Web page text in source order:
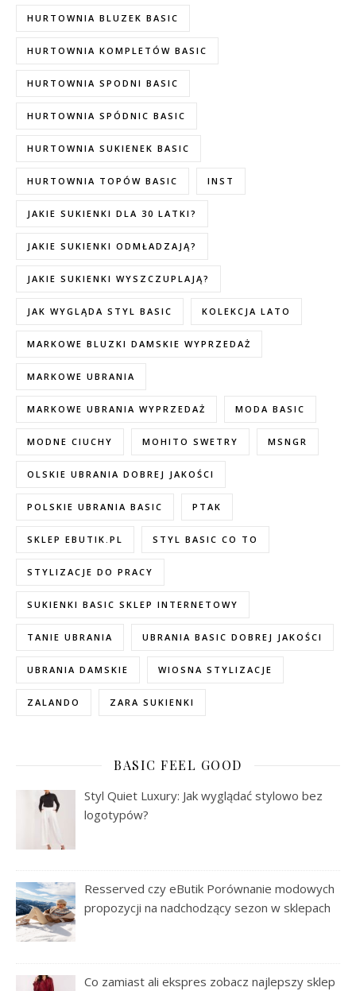
HURTOWNIA BLUZEK BASIC
HURTOWNIA KOMPLETÓW BASIC
HURTOWNIA SPODNI BASIC
HURTOWNIA SPÓDNIC BASIC
HURTOWNIA SUKIENEK BASIC
HURTOWNIA TOPÓW BASIC INST
JAKIE SUKIENKI DLA 30 LATKI?
JAKIE SUKIENKI ODMŁADZAJĄ?
JAKIE SUKIENKI WYSZCZUPLAJĄ?
JAK WYGLĄDA STYL BASIC KOLEKCJA LATO
MARKOWE BLUZKI DAMSKIE WYPRZEDAŻ
MARKOWE UBRANIA
MARKOWE UBRANIA WYPRZEDAŻ MODA BASIC
MODNE CIUCHY MOHITO SWETRY MSNGR
OLSKIE UBRANIA DOBREJ JAKOŚCI
POLSKIE UBRANIA BASIC PTAK
SKLEP EBUTIK.PL STYL BASIC CO TO
STYLIZACJE DO PRACY
SUKIENKI BASIC SKLEP INTERNETOWY
TANIE UBRANIA UBRANIA BASIC DOBREJ JAKOŚCI
UBRANIA DAMSKIE WIOSNA STYLIZACJE
ZALANDO ZARA SUKIENKI
BASIC FEEL GOOD
Styl Quiet Luxury: Jak wyglądać stylowo bez
logotypów?
Resserved czy eButik Porównanie modowych
propozycji na nadchodzący sezon w sklepach
Co zamiast ali ekspres zobacz najlepszy sklep